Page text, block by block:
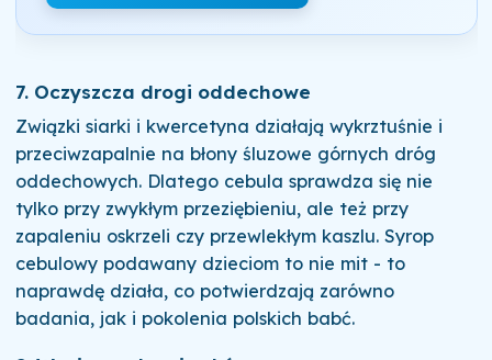
7. Oczyszcza drogi oddechowe
Związki siarki i kwercetyna działają wykrztuśnie i
przeciwzapalnie na błony śluzowe górnych dróg
oddechowych. Dlatego cebula sprawdza się nie
tylko przy zwykłym przeziębieniu, ale też przy
zapaleniu oskrzeli czy przewlekłym kaszlu. Syrop
cebulowy podawany dzieciom to nie mit - to
naprawdę działa, co potwierdzają zarówno
badania, jak i pokolenia polskich babć.